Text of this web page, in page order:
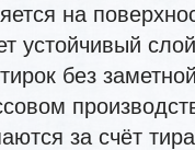
на
устойчивый
без
за счёт